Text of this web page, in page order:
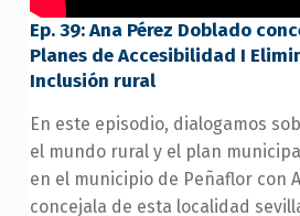
Ep. 39: Ana Pérez Doblado
Planes de Accesibilidad I
Inclusión rural
En este episodio, dialogamos
el mundo rural y el plan
en el municipio de Peñaflor con
concejala de esta localidad